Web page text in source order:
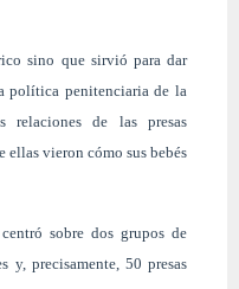
sino que sirvió para dar
política penitenciaria de la
relaciones de las presas
ellas vieron cómo sus bebés
sobre dos grupos de
y, precisamente, 50 presas